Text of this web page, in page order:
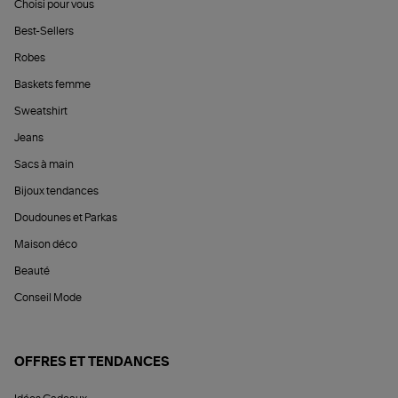
Choisi pour vous
Best-Sellers
Robes
Baskets femme
Sweatshirt
Jeans
Sacs à main
Bijoux tendances
Doudounes et Parkas
Maison déco
Beauté
Conseil Mode
OFFRES ET TENDANCES